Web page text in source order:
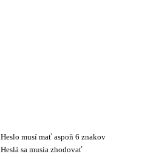
Heslo musí mať aspoň 6 znakov
Heslá sa musia zhodovať